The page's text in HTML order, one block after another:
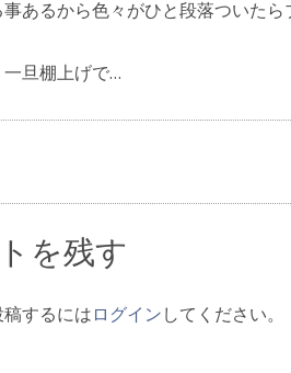
あるから色々がひと段落ついたら
旦棚上げで…
を残す
するにはログインしてください。